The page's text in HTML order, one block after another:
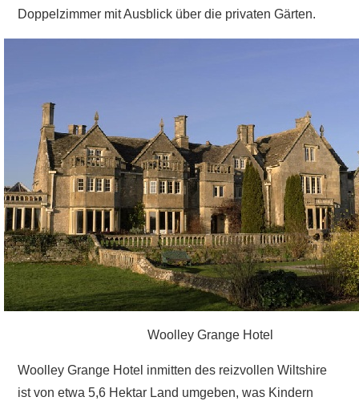
einem
Großbritannien
–
Chesil
Beach.
Doppelzimmer mit Ausblick über die privaten Gärten.
Woolley Grange Hotel
Woolley Grange Hotel inmitten des reizvollen Wiltshire
ist von etwa 5,6 Hektar Land umgeben, was Kindern